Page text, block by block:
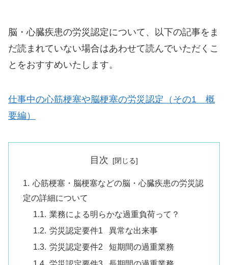
脳・心臓疾患の労災認定について、以下の記事をま
だ読まれていない場合はあわせて読んでいただくこ
とをおすすめいたします。
仕事中の心筋梗塞や脳梗塞の労災認定（その1 概
要編）
目次
心筋梗塞・脳梗塞などの脳・心臓疾患の労災認
定の詳細について
業務による明らかな過重負荷って？
労災認定要件1 異常な出来事
労災認定要件2 短期間の過重業務